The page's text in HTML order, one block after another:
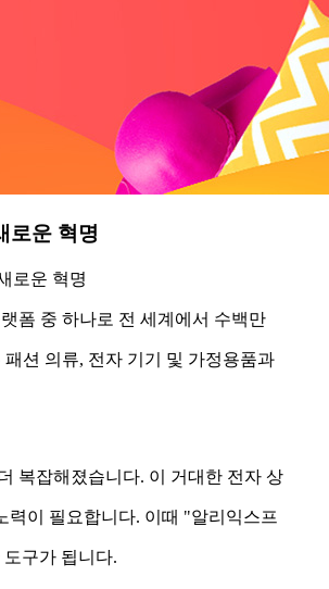
로운 혁명
로운 혁명
폼 중 하나로 전 세계에서 수백만
션 의류, 전자 기기 및 가정용품과
복잡해졌습니다. 이 거대한 전자 상
력이 필요합니다. 이때 "알리익스프
구가 됩니다.